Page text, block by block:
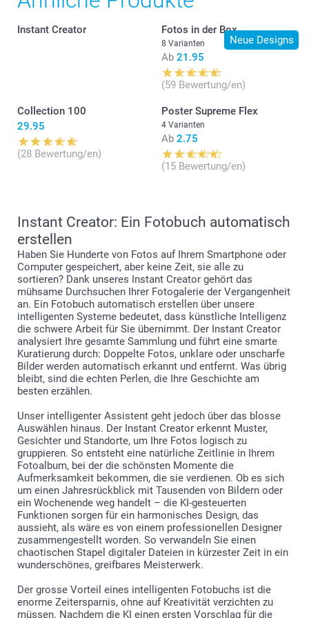
Klicken Sie im Editor auf „Neustart“, das Produkt wird
Klicken Sie auf „Speichern“ und geben Sie den
benutzerdefinierten Namen für Ihre zweite Kreation ein.
Alle Ihre Kreationen finden Sie unter „Mein Seiten >
Instant Creator
Neue Designs
Fotos in der Box
8 Varianten
Ab 21.95
(59 Bewertung/en)
Collection 100
29.95
(28 Bewertung/en)
Poster Supreme Flex
4 Varianten
Ab 2.75
(15 Bewertung/en)
Instant Creator: Ein Fotobuch automatisch
erstellen
Haben Sie Hunderte von Fotos auf Ihrem Smartphone oder
Computer gespeichert, aber keine Zeit, sie alle zu
sortieren? Dank unseres Instant Creator gehört das
mühsame Durchsuchen Ihrer Fotogalerie der Vergangenheit
an. Ein Fotobuch automatisch erstellen über unsere
intelligenten Systeme bedeutet, dass künstliche Intelligenz
die schwere Arbeit für Sie übernimmt. Der Instant Creator
analysiert Ihre gesamte Sammlung und führt eine smarte
Kuratierung durch: Doppelte Fotos, unklare oder unscharfe
Bilder werden automatisch erkannt und entfernt. Was übrig
bleibt, sind die echten Perlen, die Ihre Geschichte am
besten erzählen.
Unser intelligenter Assistent geht jedoch über das blosse
Auswählen hinaus. Der Instant Creator erkennt Muster,
Gesichter und Standorte, um Ihre Fotos logisch zu
gruppieren. So entsteht eine natürliche Zeitlinie in Ihrem
Fotoalbum, bei der die schönsten Momente die
Aufmerksamkeit bekommen, die sie verdienen. Ob es sich
um einen Jahresrückblick mit Tausenden von Bildern oder
ein Wochenende weg handelt – die KI-gesteuerten
Funktionen sorgen für ein harmonisches Design, das
aussieht, als wäre es von einem professionellen Designer
zusammengestellt worden. So verwandeln Sie einen
chaotischen Stapel digitaler Dateien in kürzester Zeit in ein
wunderschönes, greifbares Meisterwerk.
Der grosse Vorteil eines intelligenten Fotobuchs ist die
enorme Zeitersparnis, ohne auf Kreativität verzichten zu
müssen. Nachdem die KI einen ersten Vorschlag für die